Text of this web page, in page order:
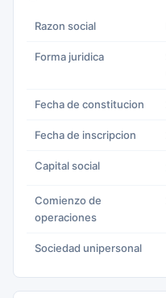
Razon social
Forma juridica
Fecha de constitucion
Fecha de inscripcion
Capital social
Comienzo de
operaciones
Sociedad unipersonal